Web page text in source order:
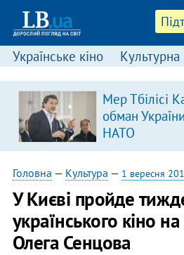
Українське кіно Культурна
Мер Тбілісі
обман України
НАТО
Головна — Культура — 1 вересня
У Києві пройде
українського кіно
Олега Сенцова